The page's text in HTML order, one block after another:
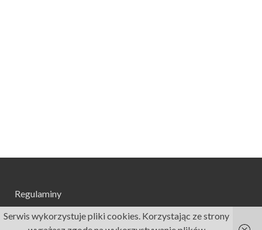
Regulaminy
Serwis wykorzystuje pliki cookies. Korzystając ze strony